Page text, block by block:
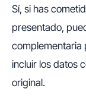
Sí, si has
presentado,
complementaria
incluir los datos
original.